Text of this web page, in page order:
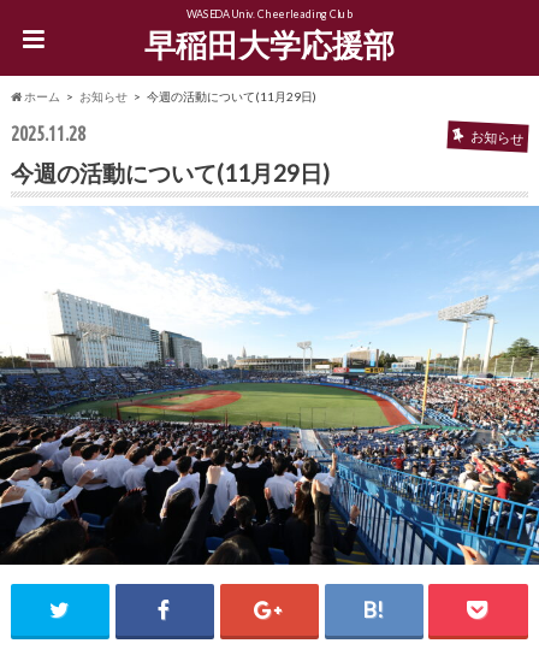
WASEDA Univ. Cheerleading Club
早稲田大学応援部
ホーム お知らせ 今週の活動について(11月29日)
2025.11.28 お知らせ
今週の活動について(11月29日)